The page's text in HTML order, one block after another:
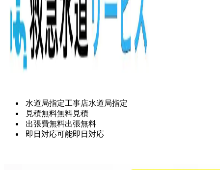
水道局指定工事店水道局指定
見積無料無料見積
出張費無料出張無料
即日対応可能即日対応